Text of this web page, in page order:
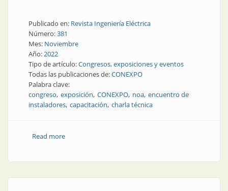
Publicado en: Revista Ingeniería Eléctrica
Número:381
Mes: Noviembre
Año:2022
Tipo de artículo:Congresos, exposiciones y eventos
Todas las publicaciones de:CONEXPO
Palabra clave:
congreso exposición CONEXPO noa encuentro de
instaladores capacitación charla técnica
Read moreabout Confirmado: CONEXPO NOA 2023